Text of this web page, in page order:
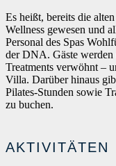
Es heißt, bereits die
Wellness gewesen und
Personal des Spas
der DNA. Gäste werden
Treatments verwöhnt –
Villa. Darüber hinaus
Pilates-Stunden sowie
zu buchen.
AKTIVITÄTEN